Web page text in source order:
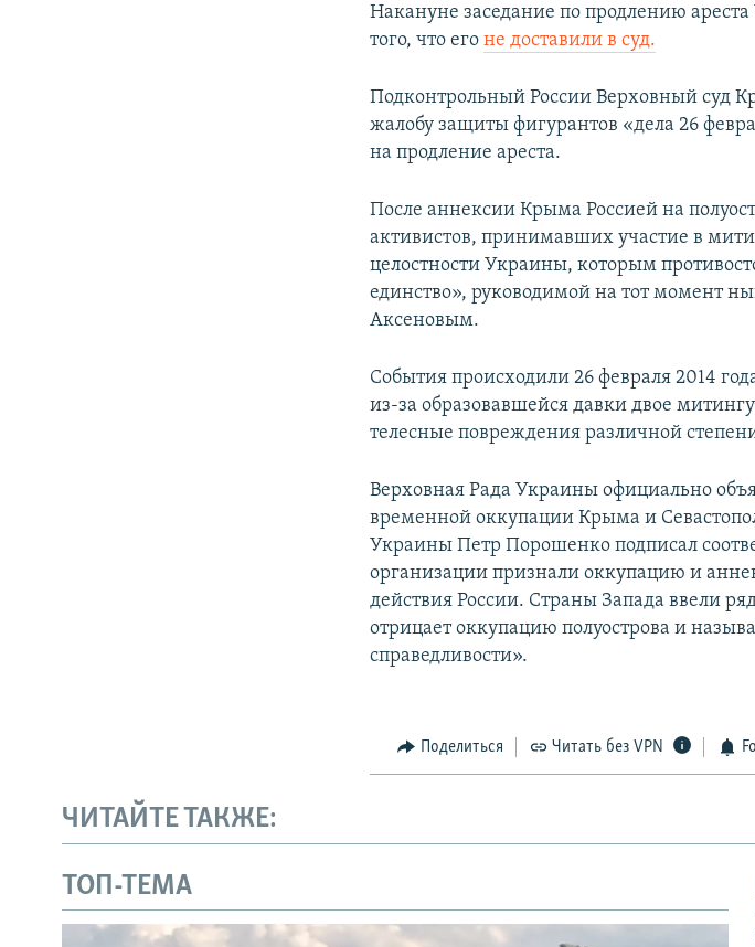
Накануне заседание по продлению
того, что егоне доставили в суд.
Подконтрольный России Верховный суд
жалобу защиты фигурантов «дела 26
на продление ареста.
После аннексии Крыма Россией на
активистов, принимавших участие в
целостности Украины, которым
единство», руководимой на тот момент
Аксеновым.
События происходили 26 февраля 2014
из-за образовавшейся давки двое
телесные повреждения различной
Верховная Рада Украины официально
временной оккупации Крыма и
Украины Петр Порошенко подписал
организации признали оккупацию и
действия России. Страны Запада ввели
отрицает оккупацию полуострова и
справедливости».
Поделиться Читать без VPN
ЧИТАЙТЕ ТАКЖЕ:
ТОП-ТЕМА